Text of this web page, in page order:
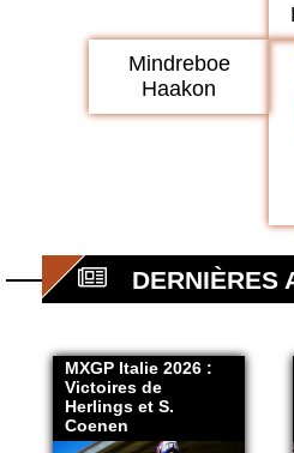
Mindreboe
Haakon
DERNIÈRES
MXGP Italie 2026 :
Victoires de
Herlings et S.
Coenen